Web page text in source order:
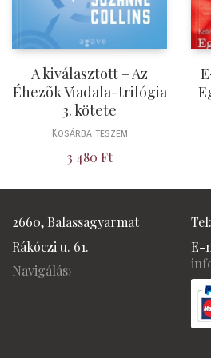
A kiválasztott – Az
Éhezõk Viadala-trilógia
3. kötete
Kosárba teszem
3 480 Ft
2660, Balassagyarmat
Rákóczi u. 61.
Navigálás›
Tel:
E-